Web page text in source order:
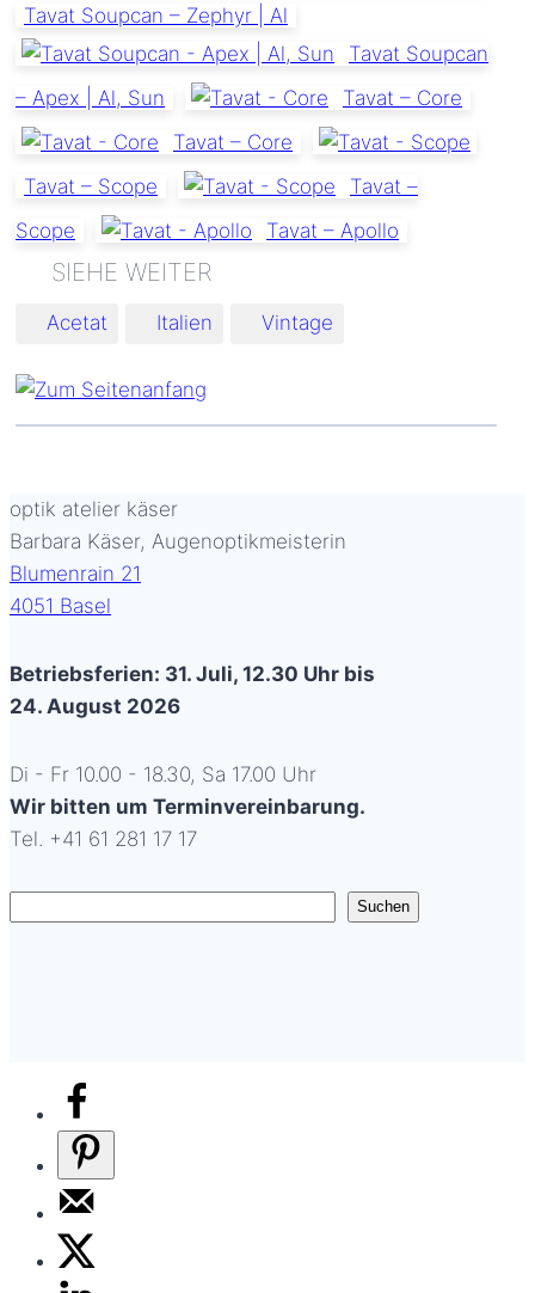
Tavat Soupcan – Zephyr | Al
Tavat Soupcan
– Apex | Al, Sun
Tavat – Core
Tavat – Core
Tavat – Scope
Tavat –
Scope
Tavat – Apollo
Schlagworte:
Acetat Italien Vintage
optik atelier käser
Barbara Käser, Augenoptikmeisterin
Blumenrain 21
4051 Basel
Betriebsferien: 31. Juli, 12.30 Uhr bis
24. August 2026
Di - Fr 10.00 - 18.30, Sa 17.00 Uhr
Wir bitten um Terminvereinbarung.
Tel. +41 61 281 17 17
Suchen